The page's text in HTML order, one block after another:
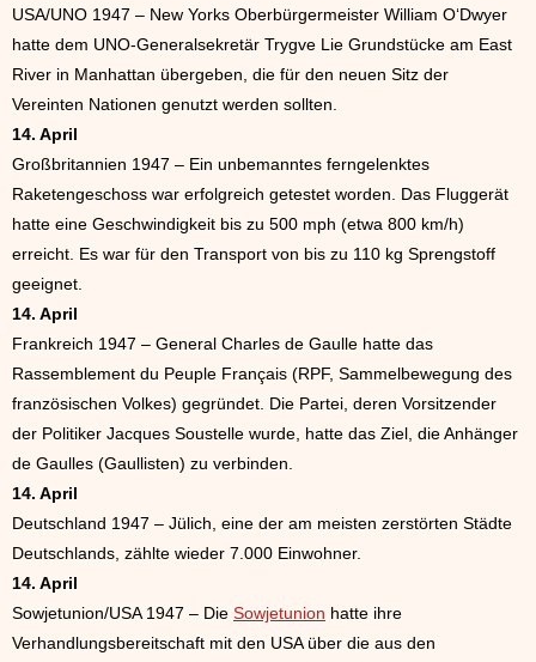
USA/UNO 1947 – New Yorks Oberbürgermeister William O‘Dwyer
hatte dem UNO-Generalsekretär Trygve Lie Grundstücke am East
River in Manhattan übergeben, die für den neuen Sitz der
Vereinten Nationen genutzt werden sollten.
14. April
Großbritannien 1947 – Ein unbemanntes ferngelenktes
Raketengeschoss war erfolgreich getestet worden. Das Fluggerät
hatte eine Geschwindigkeit bis zu 500 mph (etwa 800 km/h)
erreicht. Es war für den Transport von bis zu 110 kg Sprengstoff
geeignet.
14. April
Frankreich 1947 – General Charles de Gaulle hatte das
Rassemblement du Peuple Français (RPF, Sammelbewegung des
französischen Volkes) gegründet. Die Partei, deren Vorsitzender
der Politiker Jacques Soustelle wurde, hatte das Ziel, die Anhänger
de Gaulles (Gaullisten) zu verbinden.
14. April
Deutschland 1947 – Jülich, eine der am meisten zerstörten Städte
Deutschlands, zählte wieder 7.000 Einwohner.
14. April
Sowjetunion/USA 1947 – Die Sowjetunion hatte ihre
Verhandlungsbereitschaft mit den USA über die aus den